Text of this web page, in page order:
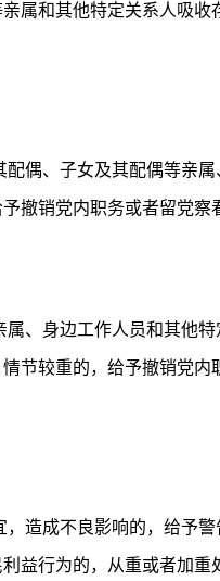
属和其他特定关系人吸
偶、子女及其配偶等亲
撤销党内职务或者留党察
、身边工作人员和其他
节较重的，给予撤销党
造成不良影响的，给予
益行为的，从重或者加重